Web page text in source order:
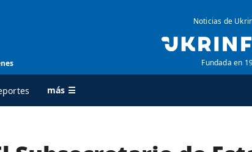
Noticias de
Fundada en
más ☰